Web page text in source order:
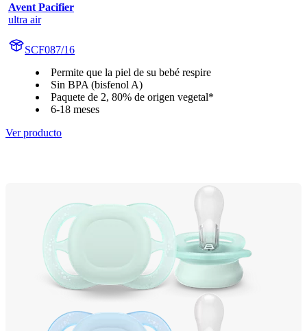
Avent Pacifier
ultra air
SCF087/16
Permite que la piel de su bebé respire
Sin BPA (bisfenol A)
Paquete de 2, 80% de origen vegetal*
6-18 meses
Ver producto